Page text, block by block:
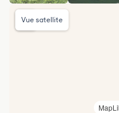
Vue satellite